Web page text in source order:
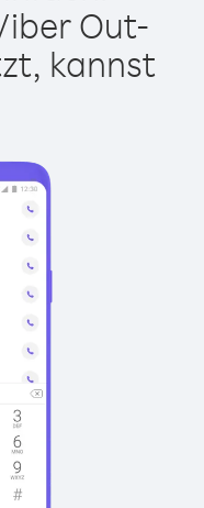
Out-
kannst